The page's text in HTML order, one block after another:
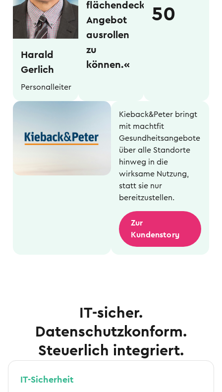
Harald
Gerlich
Personalleiter
flächendeckendes
Angebot
ausrollen
zu
können.«
50
Kieback&Peter bringt
mit machtfit
Gesundheitsangebote
über alle Standorte
hinweg in die
wirksame Nutzung,
statt sie nur
bereitzustellen.
Zur
Kundenstory
IT-sicher.
Datenschutzkonform.
Steuerlich integriert.
IT-Sicherheit